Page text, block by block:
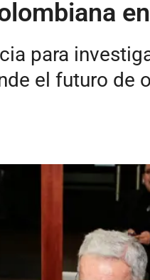
para
el futuro de